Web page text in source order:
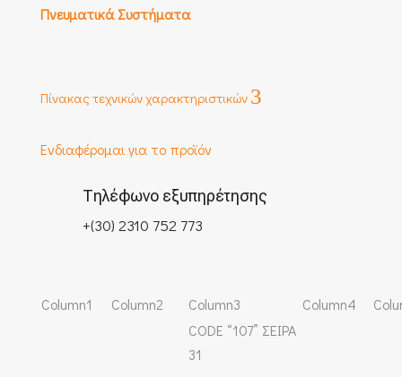
Πνευματικά Συστήματα
Πίνακας τεχνικών χαρακτηριστικών 3
Ενδιαφέρομαι για το προϊόν
Τηλέφωνο εξυπηρέτησης
+(30) 2310 752 773
Column1 Column2 Column3 Column4
CODE “107” ΣΕΙΡΑ
31